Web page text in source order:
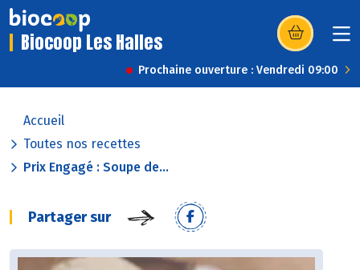
Biocoop Les Halles (s’ouvre dans
Prochaine ouverture : Vendredi 09:00
Accueil
Toutes nos recettes
Prix Engagé : Soupe de...
Partager sur